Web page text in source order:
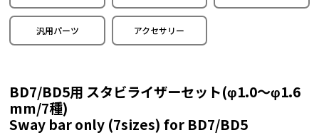
汎用パーツ アクセサリー
BD7/BD5用 スタビライザーセット(φ1.0～φ1.6
mm/7種)
Sway bar only (7sizes) for BD7/BD5